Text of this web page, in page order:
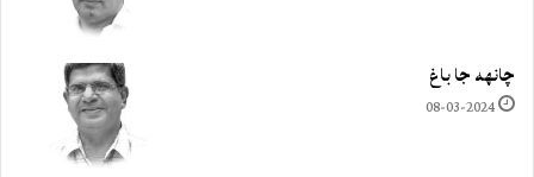
چانهه جا باغ
08-03-2024